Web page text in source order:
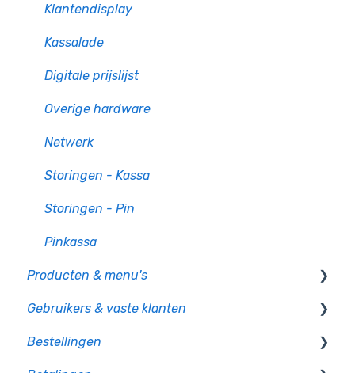
Klantendisplay
Kassalade
Digitale prijslijst
Overige hardware
Netwerk
Storingen - Kassa
Storingen - Pin
Pinkassa
Producten & menu's
Producten
Productcategorie & indeling
Gebruikers & vaste klanten
Gebruikersbeheer
Bestellingen